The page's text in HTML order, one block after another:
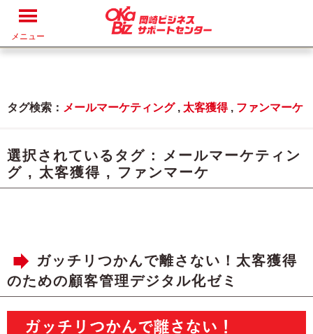
メニュー
タグ検索： メールマーケティング, 太客獲得, ファンマーケ
選択されているタグ :
メールマーケティン
グ , 太客獲得 , ファンマーケ
ガッチリつかんで離さない！太客獲得
のための顧客管理デジタル化ゼミ